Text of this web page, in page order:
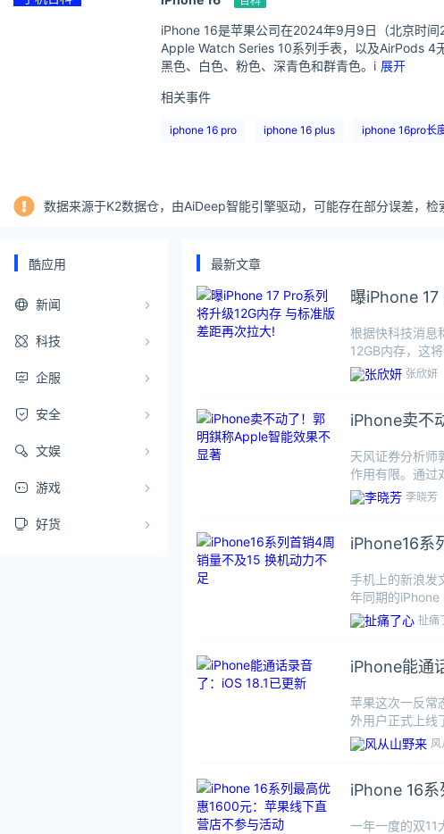
iPhone 16是苹果公司在2024年9月9日（北京时
Apple Watch Series 10系列手表，以及AirPods 4
黑色、白色、粉色、深青色和群青色。i 展开
相关事件
iphone 16 pro iphone 16 plus iphone 16pro长
数据来源于K2数据仓，由AiDeep智能引擎驱动，可能存在部分误差，检
酷应用
新闻
科技
企服
安全
文娱
游戏
好货
最新文章
曝iPhone
根据快科技消息
12GB内存，这
张欣妍
iPhone卖不
天风证券分析
作用有限。通过
李晓芳
iPhone16系
手机上的新浪发
年同期的
扯痛
iPhone能通
苹果这次一反常
外用户正式上
iPhone 16
一年一度的双11